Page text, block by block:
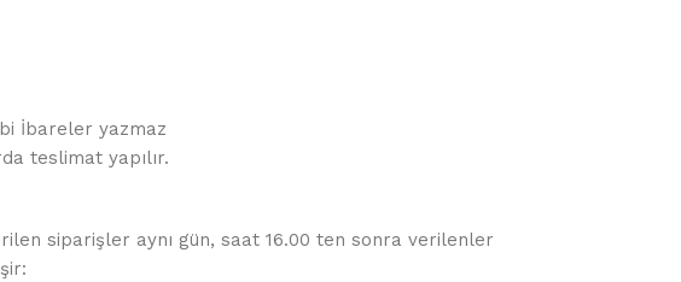
İbareler yazmaz
teslimat yapılır.
siparişler aynı gün, saat 16.00 ten sonra verilenler